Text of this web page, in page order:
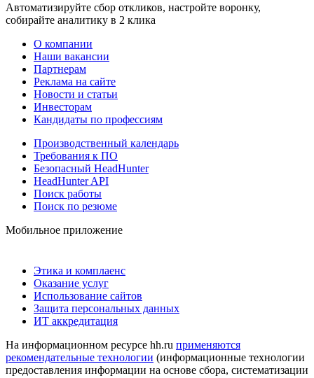
Автоматизируйте сбор откликов, настройте воронку,
собирайте аналитику в 2 клика
О компании
Наши вакансии
Партнерам
Реклама на сайте
Новости и статьи
Инвесторам
Кандидаты по профессиям
Производственный календарь
Требования к ПО
Безопасный HeadHunter
HeadHunter API
Поиск работы
Поиск по резюме
Мобильное приложение
Этика и комплаенс
Оказание услуг
Использование сайтов
Защита персональных данных
ИТ аккредитация
На информационном ресурсе hh.ru применяются
рекомендательные технологии (информационные технологии
предоставления информации на основе сбора, систематизации